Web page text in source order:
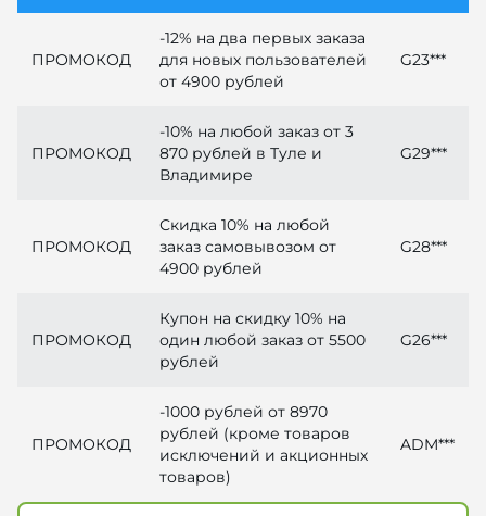
ПРОМОКОД
-12% на два первых заказа
для новых пользователей
от 4900 рублей
G23***
ПРОМОКОД
-10% на любой заказ от 3
870 рублей в Туле и
Владимире
G29***
ПРОМОКОД
Скидка 10% на любой
заказ самовывозом от
4900 рублей
G28***
ПРОМОКОД
Купон на скидку 10% на
один любой заказ от 5500
рублей
G26***
ПРОМОКОД
-1000 рублей от 8970
рублей (кроме товаров
исключений и акционных
товаров)
ADM***